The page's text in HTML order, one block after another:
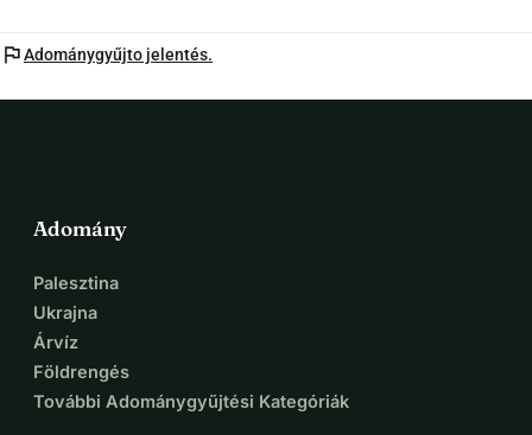
flagAdománygyűjto jelentés.
Adomány
Palesztina
Ukrajna
Árvíz
Földrengés
További Adománygyűjtési Kategóriák